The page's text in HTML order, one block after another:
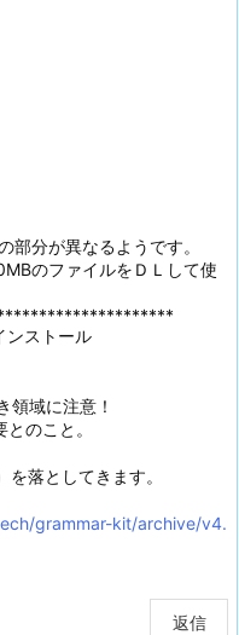
分が異なるようです。
のファイルをＤＬして使
ンストール
領域に注意！
のこと。
落としてきます。
grammar-kit/archive/v4.
返信